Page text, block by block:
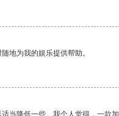
地为我的娱乐提供帮助。
当降低一些。我个人觉得，一款